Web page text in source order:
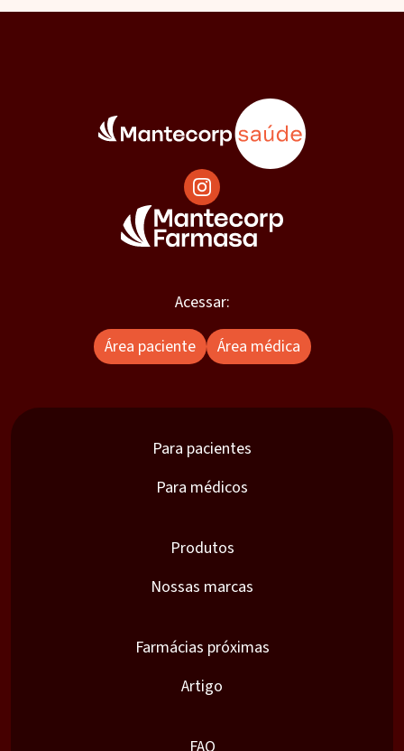
Acessar:
Área paciente
Área médica
Para pacientes
Para médicos
Produtos
Nossas marcas
Farmácias próximas
Artigo